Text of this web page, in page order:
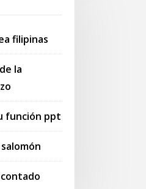
filipinas
la
función ppt